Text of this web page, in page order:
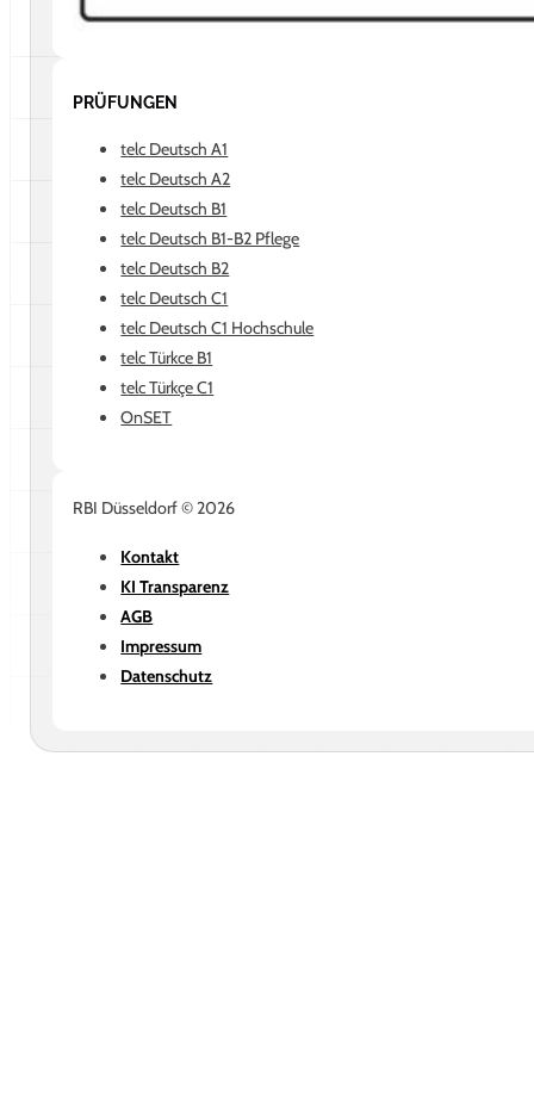
PRÜFUNGEN
telc Deutsch A1
telc Deutsch A2
telc Deutsch B1
telc Deutsch B1-B2 Pflege
telc Deutsch B2
telc Deutsch C1
telc Deutsch C1 Hochschule
telc Türkce B1
telc Türkçe C1
OnSET
RBI Düsseldorf © 2026
Kontakt
KI Transparenz
AGB
Impressum
Datenschutz